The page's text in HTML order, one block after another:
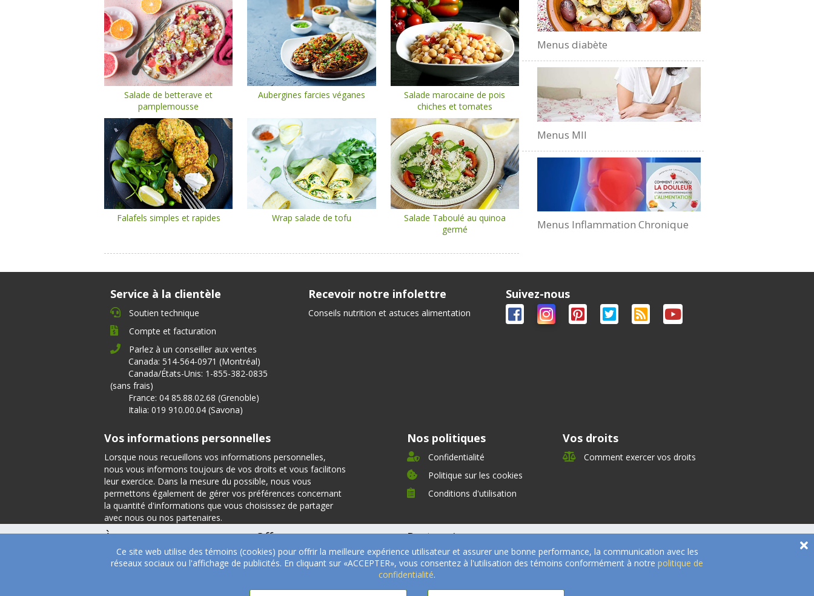
Salade de betterave et
pamplemousse
Aubergines farcies véganes
Salade marocaine de pois
chiches et tomates
Falafels simples et rapides Wrap salade de tofu
Salade Taboulé au quinoa
germé
Menus diabète
Menus MII
Menus Inflammation Chronique
Ce site web utilise des témoins (cookies) pour offrir la meilleure expérience utilisateur et assurer une bonne performance, la communication avec les
réseaux sociaux ou l'affichage de publicités. En cliquant sur «ACCEPTER», vous consentez à l'utilisation des témoins conformément à notre politique de
confidentialité.
Service à la clientèle
Soutien technique
Compte et facturation
Parlez à un conseiller aux ventes
Canada: 514-564-0971 (Montréal)
Canada/États-Unis: 1-855-382-0835
(sans frais)
France: 04 85.88.02.68 (Grenoble)
Italia: 019 910.00.04 (Savona)
Recevoir notre infolettre
Conseils nutrition et astuces alimentation
Suivez-nous
Vos informations personnelles
Lorsque nous recueillons vos informations personnelles,
nous vous informons toujours de vos droits et vous facilitons
leur exercice. Dans la mesure du possible, nous vous
permettons également de gérer vos préférences concernant
la quantité d'informations que vous choisissez de partager
avec nous ou nos partenaires.
Nos politiques
Confidentialité
Politique sur les cookies
Conditions d'utilisation
Vos droits
Comment exercer vos droits
À propos
À propos
Offre
Témoignages
Partenaires
Nos partenaires
Devenir Partenaire
Professionnels de la santé